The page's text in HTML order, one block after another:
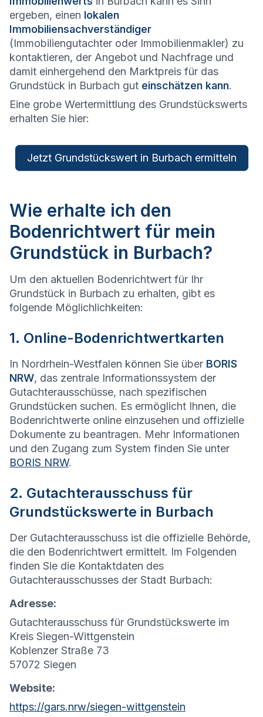
ergeben, einen lokalen
Immobiliensachverständiger
(Immobiliengutachter oder Immobilienmakler) zu
kontaktieren, der Angebot und Nachfrage und
damit einhergehend den Marktpreis für das
Grundstück in Burbach gut einschätzen kann.
Eine grobe Wertermittlung des Grundstückswerts
erhalten Sie hier:
Jetzt Grundstückswert in Burbach ermitteln
Wie erhalte ich den
Bodenrichtwert für mein
Grundstück in Burbach?
Um den aktuellen Bodenrichtwert für Ihr
Grundstück in Burbach zu erhalten, gibt es
folgende Möglichlichkeiten:
1. Online-Bodenrichtwertkarten
In Nordrhein-Westfalen können Sie über BORIS
NRW, das zentrale Informationssystem der
Gutachterausschüsse, nach spezifischen
Grundstücken suchen. Es ermöglicht Ihnen, die
Bodenrichtwerte online einzusehen und offizielle
Dokumente zu beantragen. Mehr Informationen
und den Zugang zum System finden Sie unter
BORIS NRW.
2. Gutachterausschuss für
Grundstückswerte in Burbach
Der Gutachterausschuss ist die offizielle Behörde,
die den Bodenrichtwert ermittelt. Im Folgenden
finden Sie die Kontaktdaten des
Gutachterausschusses der Stadt Burbach:
Adresse:
Gutachterausschuss für Grundstückswerte im
Kreis Siegen-Wittgenstein
Koblenzer Straße 73
57072 Siegen
Website:
https://gars.nrw/siegen-wittgenstein